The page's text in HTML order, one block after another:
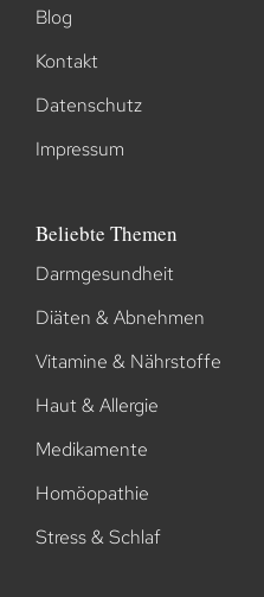
Blog
Kontakt
Datenschutz
Impressum
Beliebte Themen
Darmgesundheit
Diäten & Abnehmen
Vitamine & Nährstoffe
Haut & Allergie
Medikamente
Homöopathie
Stress & Schlaf